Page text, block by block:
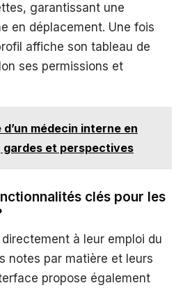
garantissant une
en déplacement. Une fois
affiche son tableau de
ses permissions et
d’un médecin interne en
et perspectives
clés pour les
à leur emploi du
notes par matière et leurs
propose également